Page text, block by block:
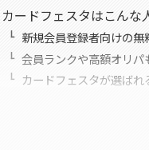
カードフェスタはこんな
新規会員登録者向けの
会員ランクや高額オリ
カードフェスタが選ばれ